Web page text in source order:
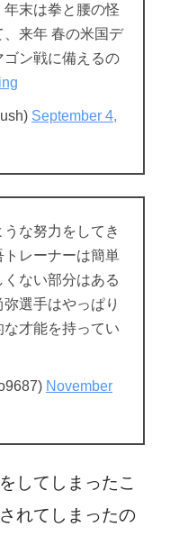
末は拳と腰の怪
来年 春の米国デ
ゴン戦に備えるの
September 4,
な努力をしてき
レーナーは簡単
ない部分はある
選手はやっぱり
才能を持ってい
November
してしまったこ
れてしまったの